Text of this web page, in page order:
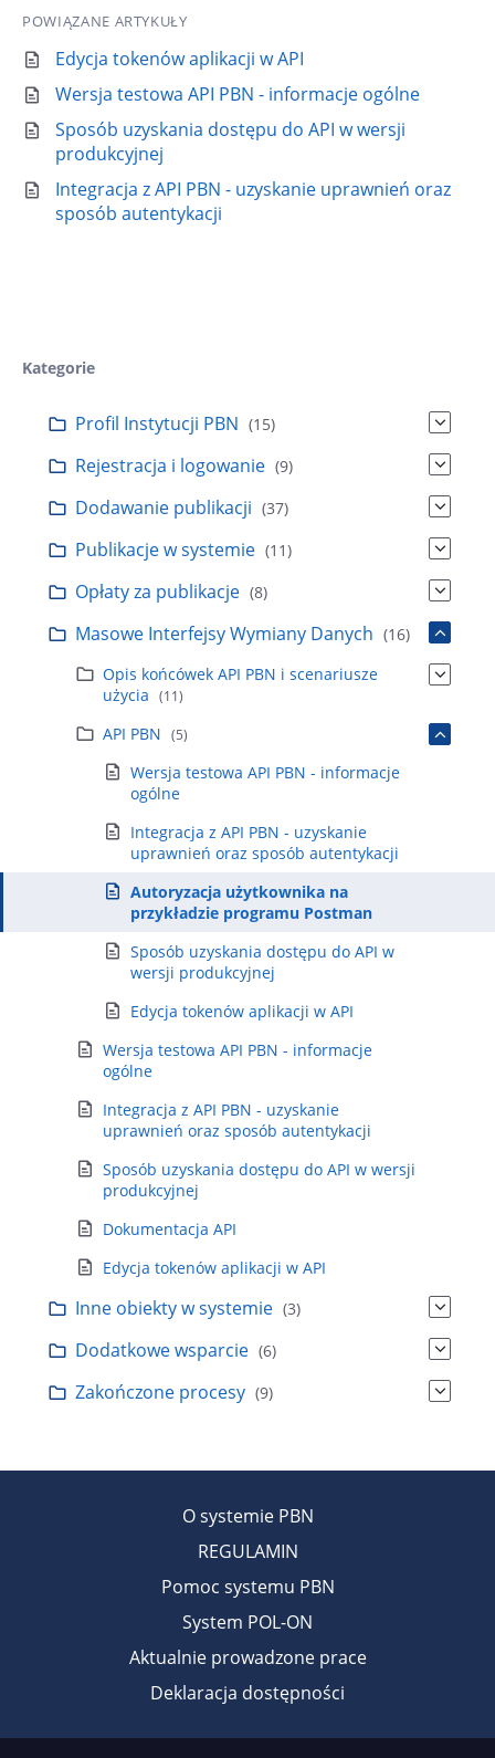
r
POWIĄZANE ARTYKUŁY
Edycja tokenów aplikacji w API
Wersja testowa API PBN - informacje ogólne
Sposób uzyskania dostępu do API w wersji
produkcyjnej
Integracja z API PBN - uzyskanie uprawnień oraz
sposób autentykacji
Kategorie
Profil Instytucji PBN (15)
Rejestracja i logowanie (9)
Dodawanie publikacji (37)
Publikacje w systemie (11)
Opłaty za publikacje (8)
Masowe Interfejsy Wymiany Danych (16)
Opis końcówek API PBN i scenariusze
użycia (11)
API PBN (5)
Wersja testowa API PBN - informacje
ogólne
Integracja z API PBN - uzyskanie
uprawnień oraz sposób autentykacji
Autoryzacja użytkownika na
przykładzie programu Postman
Sposób uzyskania dostępu do API w
wersji produkcyjnej
Edycja tokenów aplikacji w API
Wersja testowa API PBN - informacje
ogólne
Integracja z API PBN - uzyskanie
uprawnień oraz sposób autentykacji
Sposób uzyskania dostępu do API w wersji
produkcyjnej
Dokumentacja API
Edycja tokenów aplikacji w API
Inne obiekty w systemie (3)
Dodatkowe wsparcie (6)
Zakończone procesy (9)
O systemie PBN
REGULAMIN
Pomoc systemu PBN
System POL-ON
Aktualnie prowadzone prace
Deklaracja dostępności